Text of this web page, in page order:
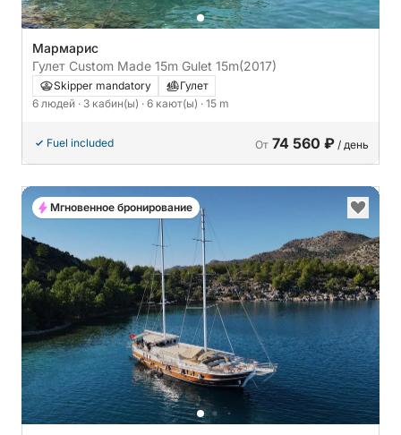
Мармарис
Гулет Custom Made 15m Gulet 15m(2017)
Skipper mandatory
Гулет
6 людей · 3 кабин(ы) · 6 кают(ы) · 15 m
Fuel included От 74 560 ₽ / день
Мгновенное бронирование